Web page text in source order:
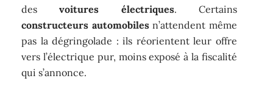
desvoitures électriques. Certains
constructeurs automobilesn’attendent même
pas la dégringolade : ils réorientent leur offre
vers l’électrique pur, moins exposé à la fiscalité
qui s’annonce.